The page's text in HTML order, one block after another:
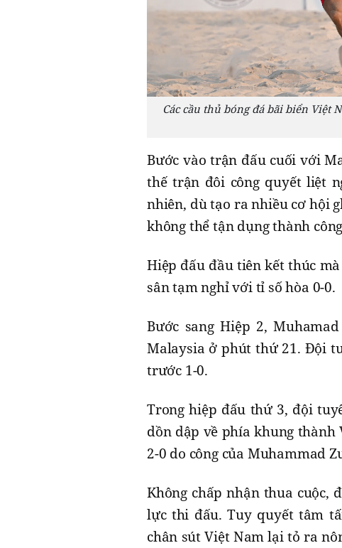
Các cầu thủ bóng đá bãi biển Việt
Bước vào trận đấu cuối với
thế trận đôi công quyết liệt
nhiên, dù tạo ra nhiều cơ hội
không thể tận dụng thành
Hiệp đấu đầu tiên kết thúc
sân tạm nghỉ với tỉ số hòa 0-0.
Bước sang Hiệp 2,
Malaysia ở phút thứ 21. Đội
trước 1-0.
Trong hiệp đấu thứ 3, đội
dồn dập về phía khung thành
2-0 do công của Muhammad
Không chấp nhận thua cuộc,
lực thi đấu. Tuy quyết tâm
chân sút Việt Nam lại tỏ ra